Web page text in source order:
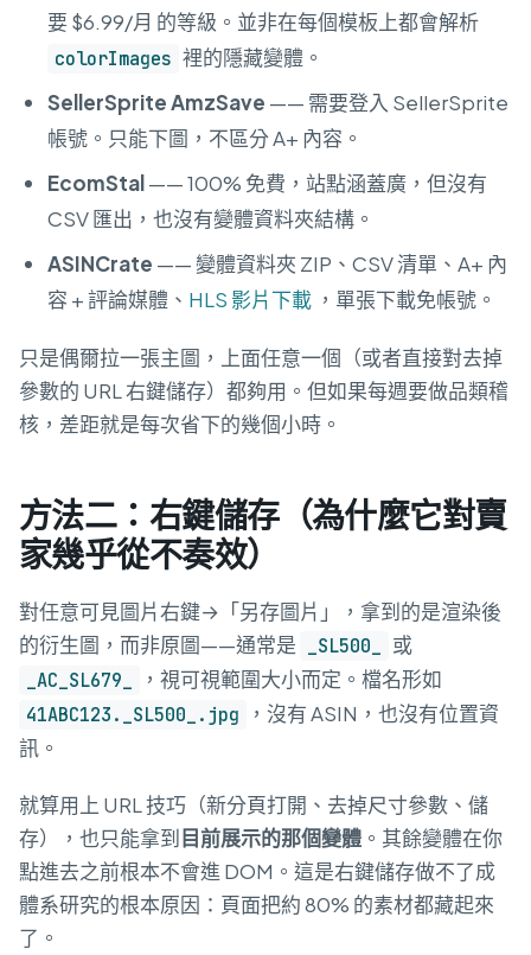
要 $6.99/月 的等級。並非在每個模板上都會解析
colorImages 裡的隱藏變體。
SellerSprite AmzSave —— 需要登入 SellerSprite
帳號。只能下圖，不區分 A+ 內容。
EcomStal—— 100% 免費，站點涵蓋廣，但沒有
CSV 匯出，也沒有變體資料夾結構。
ASINCrate —— 變體資料夾 ZIP、CSV 清單、A+ 內
容 + 評論媒體、 HLS 影片下載 ，單張下載免帳號。
只是偶爾拉一張主圖，上面任意一個（或者直接對去掉
參數的 URL 右鍵儲存）都夠用。但如果每週要做品類稽
核，差距就是每次省下的幾個小時。
方法二：右鍵儲存（為什麼它對賣
家幾乎從不奏效）
對任意可見圖片右鍵→「另存圖片」，拿到的是渲染後
的衍生圖，而非原圖——通常是
_SL500_ 或
_AC_SL679_ ，視可視範圍大小而定。檔名形如
41ABC123._SL500_.jpg
，沒有 ASIN，也沒有位置資
訊。
就算用上 URL 技巧（新分頁打開、去掉尺寸參數、儲
存），也只能拿到目前展示的那個變體 。其餘變體在你
點進去之前根本不會進 DOM。這是右鍵儲存做不了成
體系研究的根本原因：頁面把約 80% 的素材都藏起來
了。